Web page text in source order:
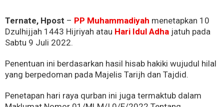
Ternate, Hpost – PP Muhammadiyah menetapkan 10
Dzulhijjah 1443 Hijriyah atau Hari Idul Adha jatuh pada
Sabtu 9 Juli 2022.
Penentuan ini berdasarkan hasil hisab hakiki wujudul hilal
yang berpedoman pada Majelis Tarijh dan Tajdid.
Penetapan hari raya qurban ini juga termaktub dalam